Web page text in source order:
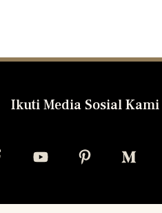
Ikuti Media Sosial Kami